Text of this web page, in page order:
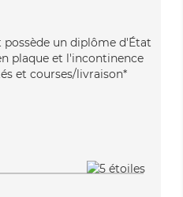
possède un diplôme d'État
plaque et l'incontinence
et courses/livraison*